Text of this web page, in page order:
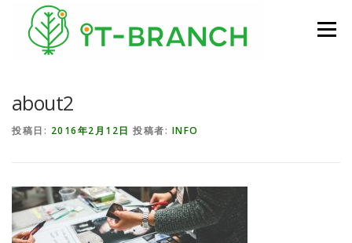
コンテンツへスキップ
メニュー
about2
投稿日: 2016年2月12日 投稿者: INFO